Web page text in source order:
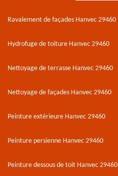
Ravalement de façades Hanvec 29460
Hydrofuge de toiture Hanvec 29460
Nettoyage de terrasse Hanvec 29460
Nettoyage de façades Hanvec 29460
Peinture extérieure Hanvec 29460
Peinture persienne Hanvec 29460
Peinture dessous de toit Hanvec 29460